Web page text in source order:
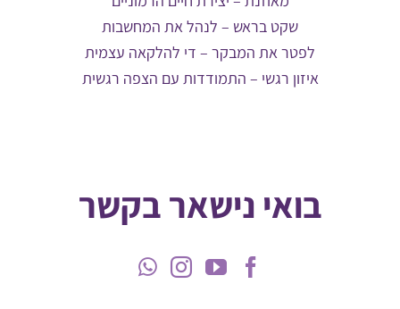
שקט בראש – לנהל את המחשבות
לפטר את המבקר – די להלקאה עצמית
איזון רגשי – התמודדות עם הצפה רגשית
בואי נישאר בקשר